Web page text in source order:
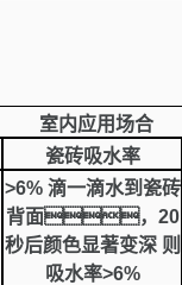
室内应用场合
瓷砖吸水率
>6% 滴一滴水到瓷砖
背面， 20
秒后颜色显著变深 则
吸水率>6%